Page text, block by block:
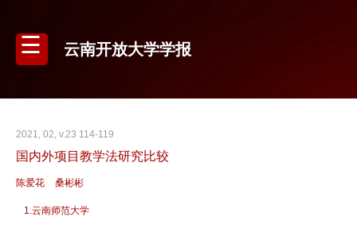
云南开放大学学报
2021, 02, v.23 114-119
国内外项目教学法研究比较
陈爱花 桑彬彬
1.云南师范大学